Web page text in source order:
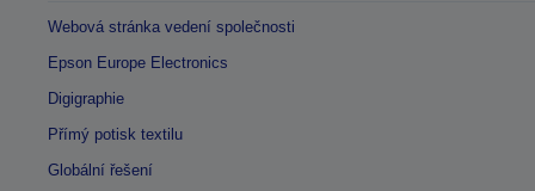
Webová stránka vedení společnosti
Epson Europe Electronics
Digigraphie
Přímý potisk textilu
Globální řešení